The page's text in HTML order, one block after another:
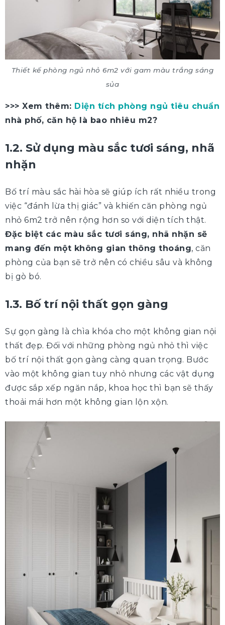
Thiết kế phòng ngủ nhỏ 6m2 với gam màu trắng sáng
sủa
>>> Xem thêm: Diện tích phòng ngủ tiêu chuẩn
nhà phố, căn hộ là bao nhiêu m2?
1.2. Sử dụng màu sắc tươi sáng, nhã
nhặn
Bố trí màu sắc hài hòa sẽ giúp ích rất nhiều trong
việc “đánh lừa thị giác” và khiến căn phòng ngủ
nhỏ 6m2 trở nên rộng hơn so với diện tích thật.
Đặc biệt các màu sắc tươi sáng, nhã nhặn sẽ
mang đến một không gian thông thoáng, căn
phòng của bạn sẽ trở nên có chiều sâu và không
bị gò bó.
1.3. Bố trí nội thất gọn gàng
Sự gọn gàng là chìa khóa cho một không gian nội
thất đẹp. Đối với những phòng ngủ nhỏ thì việc
bố trí nội thất gọn gàng càng quan trọng. Bước
vào một không gian tuy nhỏ nhưng các vật dụng
được sắp xếp ngăn nắp, khoa học thì bạn sẽ thấy
thoải mái hơn một không gian lộn xộn.